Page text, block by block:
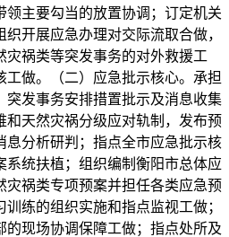
领主要勾当的放置协调；订定机关
开展应急办理对交际流取合做，
灾祸类等突发事务的对外救援工
做。（二）应急批示核心。承担
突发事务安排措置批示及消息收集
和天然灾祸分级应对轨制，发布预
息分析研判；指点全市应急批示核
系统扶植；组织编制衡阳市总体应
灾祸类专项预案并担任各类应急预
练的组织实施和指点监视工做；
的现场协调保障工做；指点处所及